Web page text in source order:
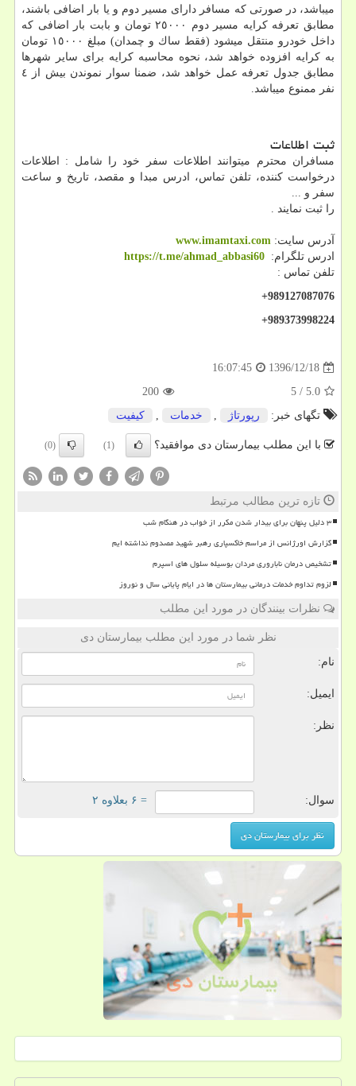
میباشد، در صورتی كه مسافر دارای مسیر دوم و یا بار اضافی باشند،
مطابق تعرفه كرایه مسیر دوم ٢٥٠٠٠ تومان و بابت بار اضافی كه
داخل خودرو منتقل میشود (فقط ساك و چمدان) مبلغ ١٥٠٠٠ تومان
به كرایه افزوده خواهد شد، نحوه محاسبه كرایه برای سایر شهرها
مطابق جدول تعرفه عمل خواهد شد، ضمنا سوار نموندن بیش از ٤
نفر ممنوع میباشد.
ثبت اطلاعات
مسافران محترم میتوانند اطلاعات سفر خود را شامل : اطلاعات
درخواست كننده، تلفن تماس، ادرس مبدا و مقصد، تاریخ و ساعت
سفر و ...
را ثبت نمایند .
آدرس سایت: www.imamtaxi.com
ادرس تلگرام: https://t.me/ahmad_abbasi60
تلفن تماس :
+989127087076
+989373998224
1396/12/18
16:07:45
5.0
/
5
200
تگهای خبر:
رپورتاژ , خدمات , كیفیت
با این مطلب بیمارستان دی موافقید؟ (1)
(0)
تازه ترین مطالب مرتبط
۳ دلیل پنهان برای بیدار شدن مکرر از خواب در هنگام شب
گزارش اورژانس از مراسم خاکسپاری رهبر شهید مصدوم نداشته ایم
تشخیص درمان ناباروری مردان بوسیله سلول های اسپرم
لزوم تداوم خدمات درمانی بیمارستان ها در ایام پایانی سال و نوروز
نظرات بینندگان در مورد این مطلب
نظر شما در مورد این مطلب بیمارستان دی
نام:
ایمیل:
نظر:
سوال: = ۶ بعلاوه ۲